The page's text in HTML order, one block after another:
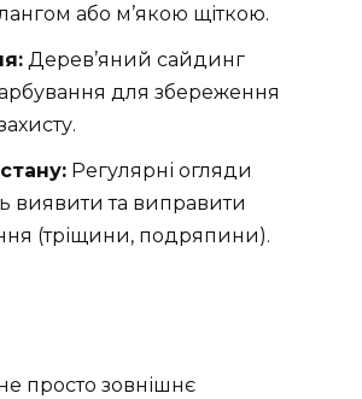
або м’якою щіткою.
Дерев’яний сайдинг
для збереження
Регулярні огляди
виявити та виправити
(тріщини, подряпини).
просто зовнішнє